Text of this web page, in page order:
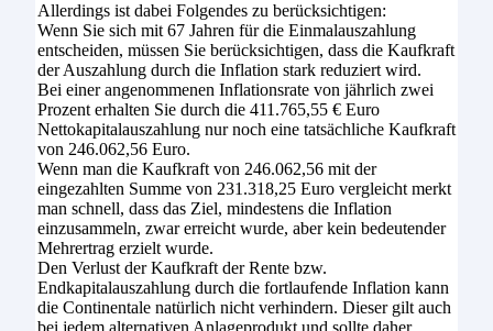
Allerdings ist dabei Folgendes zu berücksichtigen:
Wenn Sie sich mit 67 Jahren für die Einmalauszahlung
entscheiden, müssen Sie berücksichtigen, dass die Kaufkraft
der Auszahlung durch die Inflation stark reduziert wird.
Bei einer angenommenen Inflationsrate von jährlich zwei
Prozent erhalten Sie durch die 411.765,55 € Euro
Nettokapitalauszahlung nur noch eine tatsächliche Kaufkraft
von 246.062,56 Euro.
Wenn man die Kaufkraft von 246.062,56 mit der
eingezahlten Summe von 231.318,25 Euro vergleicht merkt
man schnell, dass das Ziel, mindestens die Inflation
einzusammeln, zwar erreicht wurde, aber kein bedeutender
Mehrertrag erzielt wurde.
Den Verlust der Kaufkraft der Rente bzw.
Endkapitalauszahlung durch die fortlaufende Inflation kann
die Continentale natürlich nicht verhindern. Dieser gilt auch